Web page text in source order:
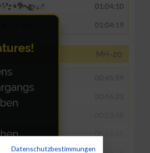
Datenschutzbestimmungen